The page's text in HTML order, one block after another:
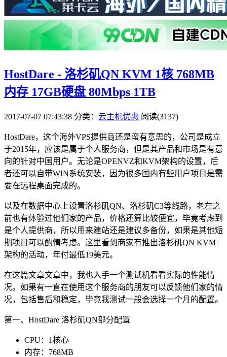
HostDare - 洛杉矶QN KVM 1核 768MB
内存 17GB硬盘 80Mbps 1TB
2017-07-07 07:43:38 分类： 云主机优惠 阅读(3137)
HostDare，这个海外VPS提供商还是蛮有意思的，公司是成立
于2015年，应该是属于个人服务商，但是其产品和市场是有意
向的针对中国用户。无论是OPENVZ和KVM架构的设置，后
者还可以自带WIN系统安装，因为很多国内有些用户项目是需
要在远程桌面完成的。
以及在数据中心上设置洛杉矶QN、洛杉矶C3等线路，老左之
前也有体验过他们家的产品，价格还算比较便宜，毕竟考虑到
是个人提供商，所以用来建站还是建议多备份，如果是其他短
期项目可以酌情考虑。这里看到商家有推出洛杉矶QN KVM
架构的活动，年付最低19美元。
在这篇文章文章中，我也入手一个测试机看看实际的性能情
况。如果有一直在使用这个服务商的朋友可以反馈他们家的情
况，包括售后和稳定，毕竟我测试一般会选择一个月的配置。
第一、HostDare 洛杉矶QN部分配置
CPU：1核心
内存：768MB